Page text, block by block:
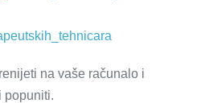
na vaše računalo i
popuniti.